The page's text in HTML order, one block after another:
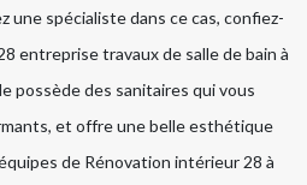
une spécialiste dans ce cas, confiez-
entreprise travaux de salle de bain à
possède des sanitaires qui vous
et offre une belle esthétique
de Rénovation intérieur 28 à